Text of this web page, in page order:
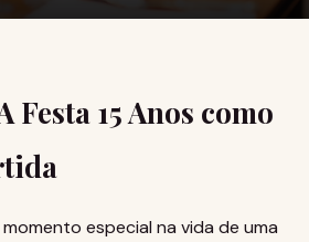
15 Anos como
especial na vida de uma